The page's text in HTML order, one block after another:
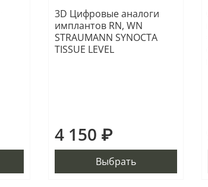
3D Цифровые аналоги
имплантов RN, WN
STRAUMANN SYNOCTA
TISSUE LEVEL
4 150 ₽
Выбрать